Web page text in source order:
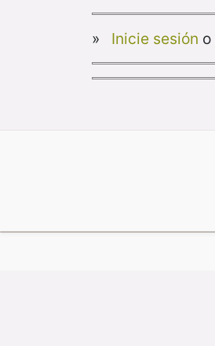
» Inicie sesión o